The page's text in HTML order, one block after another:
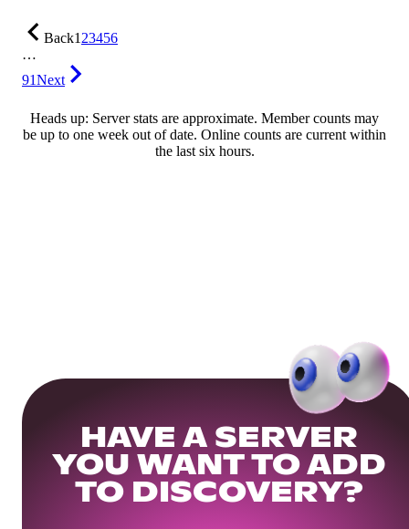
Back123456
…
91Next
Heads up: Server stats are approximate. Member counts may
be up to one week out of date. Online counts are current within
the last six hours.
HAVE A SERVER
YOU WANT TO ADD
TO DISCOVERY?